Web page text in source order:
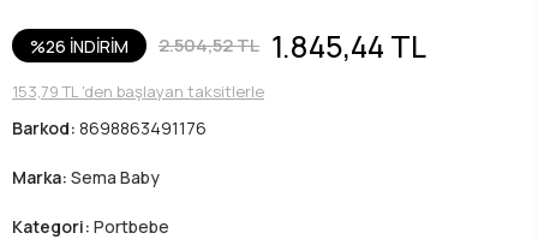
%26 İNDİRİM 2.504,52 TL 1.845,44 TL
153,79 TL 'den başlayan taksitlerle
Barkod: 8698863491176
Marka: Sema Baby
Kategori: Portbebe